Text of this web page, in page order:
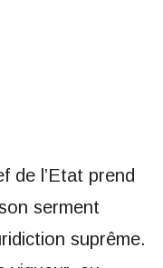
de l’Etat prend
serment
suprême.